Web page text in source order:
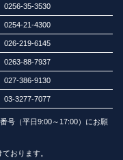
0256-35-3530
0254-21-4300
026-219-6145
0263-88-7937
027-386-9130
03-3277-7077
号（平日9:00～17:00）にお願
おります。